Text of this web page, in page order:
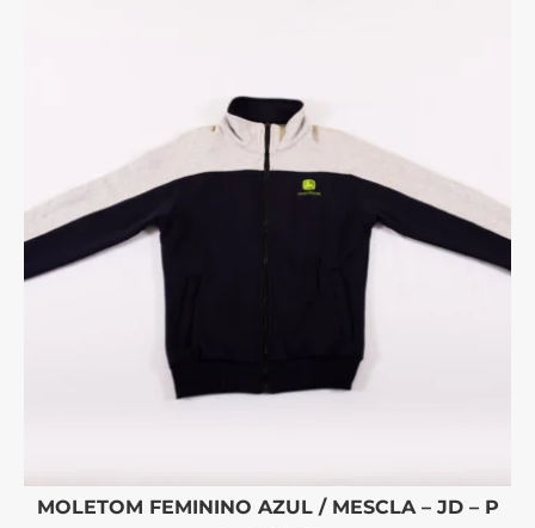
MOLETOM FEMININO AZUL / MESCLA – JD – P